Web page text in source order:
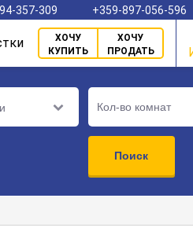
357-309 +359-897-056-596
ХОЧУ
КУПИТЬ
ХОЧУ
ПРОДАТЬ
Кол-во комнат
Поиск